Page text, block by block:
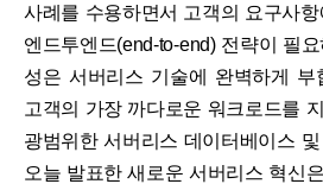
사례를 수용하면서 고객의 요구사
엔드투엔드(end-to-end) 전략이 필
성은 서버리스 기술에 완벽하게 부
고객의 가장 까다로운 워크로드를
광범위한 서버리스 데이터베이스
오늘 발표한 새로운 서버리스 혁신